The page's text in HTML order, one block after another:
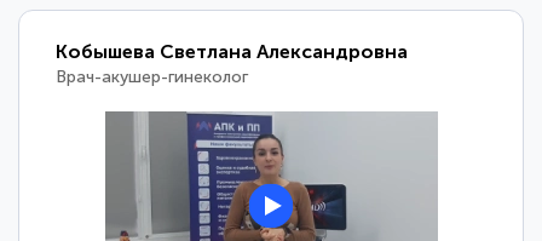
Кобышева Светлана Александровна
Врач-акушер-гинеколог